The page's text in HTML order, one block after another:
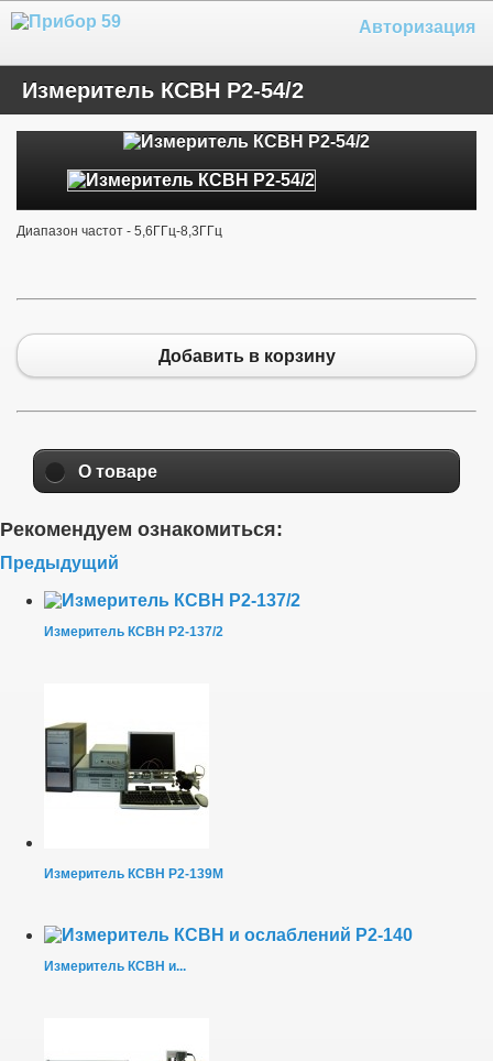
Авторизация
Измеритель КСВН Р2-54/2
Диапазон частот - 5,6ГГц-8,3ГГц
Добавить в корзину
О товаре
Рекомендуем ознакомиться:
Предыдущий
Измеритель КСВН Р2-137/2
Измеритель КСВН Р2-139М
Измеритель КСВН и...